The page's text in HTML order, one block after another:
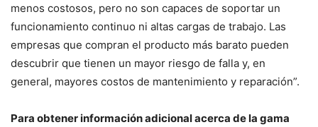
menos costosos, pero no son capaces de soportar un
funcionamiento continuo ni altas cargas de trabajo. Las
empresas que compran el producto más barato pueden
descubrir que tienen un mayor riesgo de falla y, en
general, mayores costos de mantenimiento y reparación”.
Para obtener información adicional acerca de la gama